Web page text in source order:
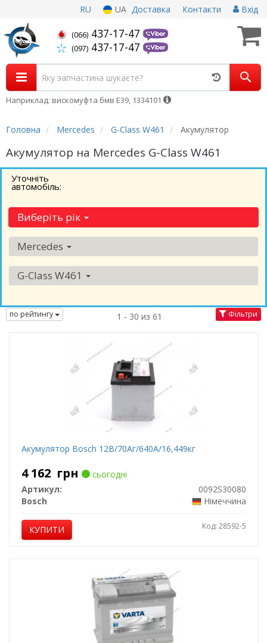
RU UA Доставка Контакти Вхід
(066) 437-17-47
(097) 437-17-47
Наприклад: вискомуфта бмв Е39, 1334101
Головна Mercedes G-Class W461 Акумулятор
Акумулятор на Mercedes G-Class W461
Уточніть
автомобіль:
Виберіть рік
Mercedes
G-Class W461
по рейтингу 1 - 30 из 61 Фільтри
Акумулятор Bosch 12В/70Аг/640А/16,449кг
4 162 грн
сьогодні
Артикул:
0092S30080
Bosch
Німеччина
КУПИТИ Код: 28592-5